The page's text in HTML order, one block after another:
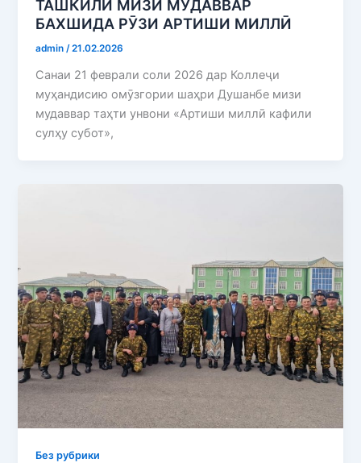
ТАШКИЛИ МИЗИ МУДАВВАР
БАХШИДА РӮЗИ АРТИШИ МИЛЛӢ
admin/21.02.2026
Санаи 21 феврали соли 2026 дар Коллеҷи
муҳандисию омӯзгории шаҳри Душанбе мизи
мудаввар таҳти унвони «Артиши миллӣ кафили
сулҳу субот»,
Без рубрики